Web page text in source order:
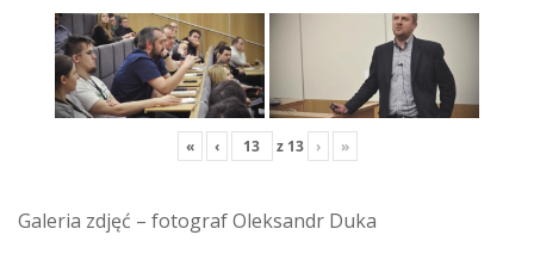
« ‹ z 13 › »
Galeria zdjęć – fotograf Oleksandr Duka